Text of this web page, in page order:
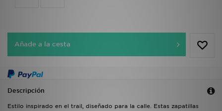
Añade a la cesta
Descripción
Estilo inspirado en el trail, diseñado para la calle. Estas zapatillas